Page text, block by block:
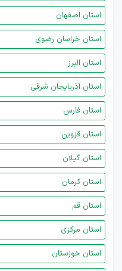
استان اصفهان
استان خراسان رضوی
استان البرز
استان آذربایجان شرقی
استان فارس
استان قزوین
استان گیلان
استان کرمان
استان قم
استان مرکزی
استان خوزستان